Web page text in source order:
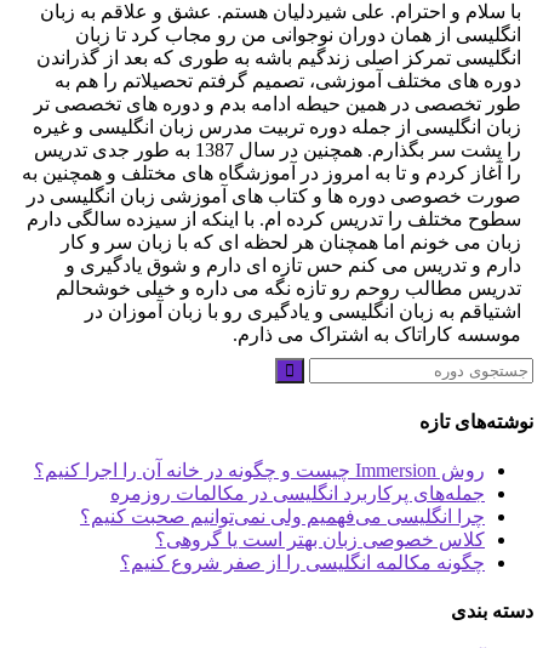
با سلام و احترام. علی شیردلیان هستم. عشق و علاقم به زبان
انگلیسی از همان دوران نوجوانی من رو مجاب کرد تا زبان
انگلیسی تمرکز اصلی زندگیم باشه به طوری که بعد از گذراندن
دوره های مختلف آموزشی، تصمیم گرفتم تحصیلاتم را هم به
طور تخصصی در همین حیطه ادامه بدم و دوره های تخصصی تر
زبان انگلیسی از جمله دوره تربیت مدرس زبان انگلیسی و غیره
را پشت سر بگذارم. همچنین در سال 1387 به طور جدی تدریس
را آغاز کردم و تا به امروز در آموزشگاه های مختلف و همچنین به
صورت خصوصی دوره ها و کتاب های آموزشی زبان انگلیسی در
سطوح مختلف را تدریس کرده ام. با اینکه از سیزده سالگی دارم
زبان می خونم اما همچنان هر لحظه ای که با زبان سر و کار
دارم و تدریس می کنم حس تازه ای دارم و شوق یادگیری و
تدریس مطالب روحم رو تازه نگه می داره و خیلی خوشحالم
اشتیاقم به زبان انگلیسی و یادگیری رو با زبان آموزان در
موسسه کاراتاک به اشتراک می ذارم.
نوشته‌های تازه
روش Immersion چیست و چگونه در خانه آن را اجرا کنیم؟
جمله‌های پرکاربرد انگلیسی در مکالمات روزمره
چرا انگلیسی می‌فهمیم ولی نمی‌توانیم صحبت کنیم؟
کلاس خصوصی زبان بهتر است یا گروهی؟
چگونه مکالمه انگلیسی را از صفر شروع کنیم؟
دسته بندی